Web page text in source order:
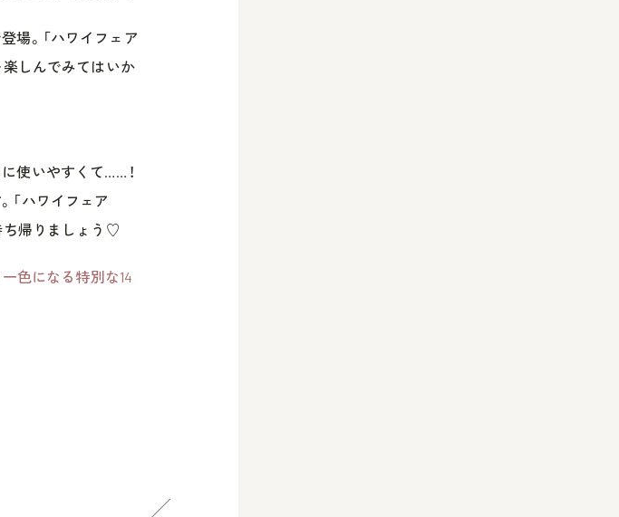
場。「ハワイフェア
楽しんでみてはいか
に使いやすくて……！
「ハワイフェア
ち帰りましょう♡
一色になる特別な14